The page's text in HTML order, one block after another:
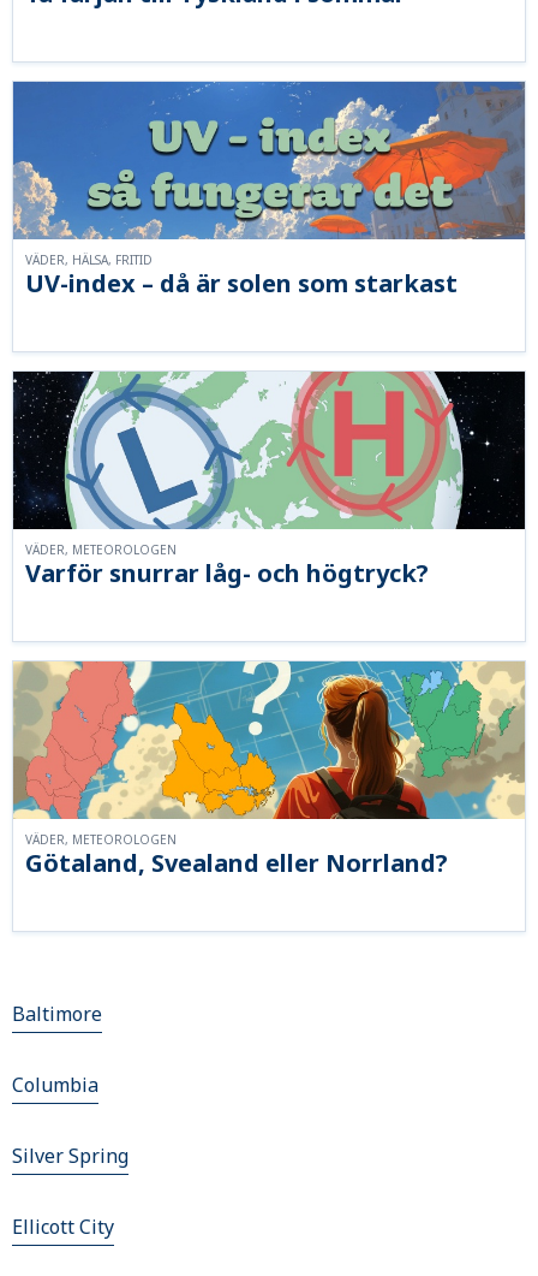
UV-index – då är solen som starkast
VÄDER, HÄLSA, FRITID
Varför snurrar låg- och högtryck?
VÄDER, METEOROLOGEN
Götaland, Svealand eller Norrland?
VÄDER, METEOROLOGEN
Baltimore
Columbia
Silver Spring
Ellicott City